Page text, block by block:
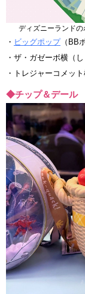
ディズニーランド
・ ビッグポップ（BB
・ザ・ガゼーボ横（
・トレジャーコメット
◆チップ＆デール